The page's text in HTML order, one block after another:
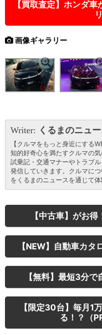
【買取査定】ホンダ
画像ギャラリー
Writer: くるまのニュ
【クルマをもっと身近にする
知的好奇心を満たすクルマの
試乗記・交通マナーやトラブ
発信していきます。クルマに
をくるまのニュースを通じて体
【中古車】がお
【NEW】自動車カタ
【無料】最短3分
【限定30台】毎月1
る！？（